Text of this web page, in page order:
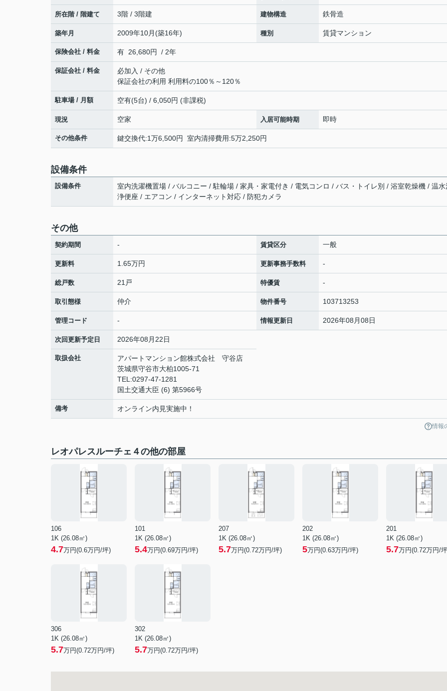
所在階 / 階建て 3階 / 3階建 建物構造 鉄骨造
築年月 2009年10月(築16年) 種別 賃貸マンション
保険会社 / 料金 有 26,680円 / 2年
保証会社 / 料金
必加入 / その他
保証会社の利用 利用料の100％～120％
駐車場 / 月額 空有(5台) / 6,050円 (非課税)
現況 空家 入居可能時期 即時
その他条件 鍵交換代:1万6,500円 室内清掃費用:5万2,250円
設備条件
設備条件
室内洗濯機置場 / バルコニー / 駐輪場 / 家具・家電付き / 電気コンロ / バス・トイレ別 / 浴室乾燥機 / 温水
浄便座 / エアコン / インターネット対応 / 防犯カメラ
その他
契約期間 - 賃貸区分 一般
更新料 1.65万円 更新事務手数料 -
総戸数 21戸 特優賃 -
取引態様 仲介 物件番号 103713253
管理コード - 情報更新日 2026年08月08日
次回更新予定日 2026年08月22日
取扱会社
アパートマンション館株式会社 守谷店
茨城県守谷市大柏1005-71
TEL:0297-47-1281
国土交通大臣 (6) 第5966号
備考 オンライン内見実施中！
情報
レオパレスルーチェ４の他の部屋
106
1K (26.08㎡)
4.7万円(0.6万円/坪)
101
1K (26.08㎡)
5.4万円(0.69万円/坪)
207
1K (26.08㎡)
5.7万円(0.72万円/坪)
202
1K (26.08㎡)
5万円(0.63万円/坪)
201
1K (26.08㎡)
5.7万円(0.72万円/
306
1K (26.08㎡)
5.7万円(0.72万円/坪)
302
1K (26.08㎡)
5.7万円(0.72万円/坪)